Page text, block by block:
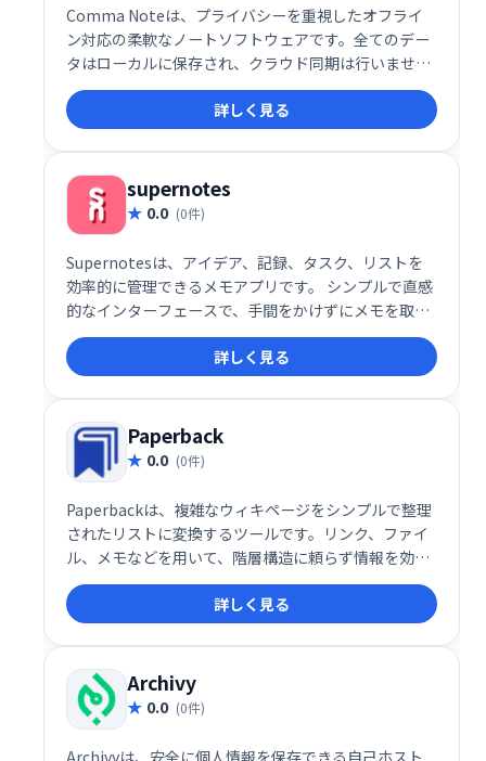
Comma Noteは、プライバシーを重視したオフライ
ン対応の柔軟なノートソフトウェアです。全てのデー
タはローカルに保存され、クラウド同期は行いませ
ん。安心してご利用いただける、安全で快適なノート
環境を提供します。
詳しく見る
supernotes
0.0 (0件)
Supernotesは、アイデア、記録、タスク、リストを
効率的に管理できるメモアプリです。 シンプルで直感
的なインターフェースで、手間をかけずにメモを取
り、整理することができます。 思考の整理やタスク管
理に最適なツールです。詳しく見る
Paperback
0.0 (0件)
Paperbackは、複雑なウィキページをシンプルで整理
されたリストに変換するツールです。リンク、ファイ
ル、メモなどを用いて、階層構造に頼らず情報を効率
的に管理できます。 深い階層構造に悩むことなく、必
要な情報を簡単にアクセスできます。
詳しく見る
Archivy
0.0 (0件)